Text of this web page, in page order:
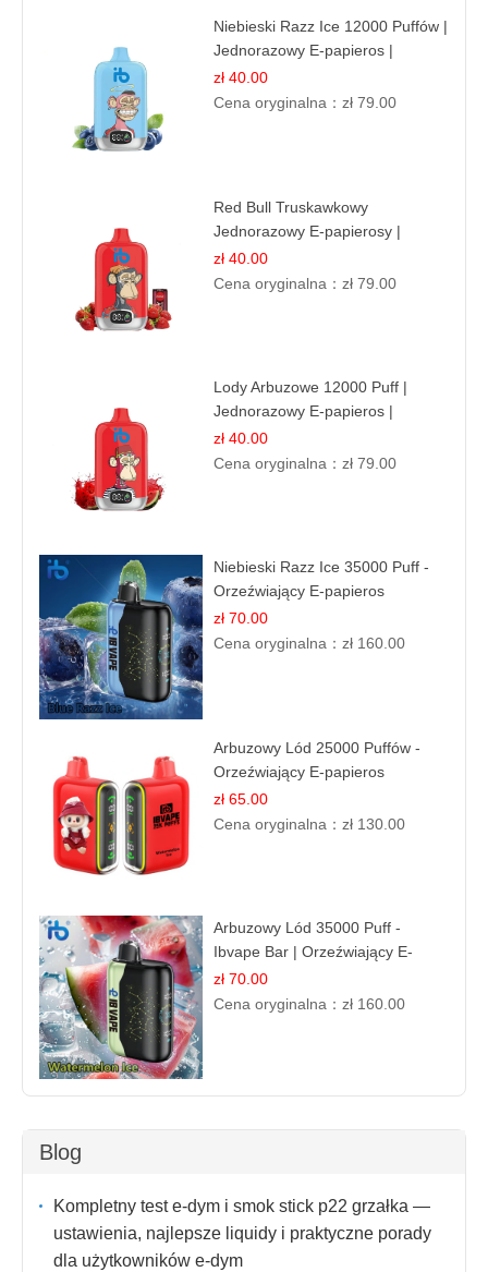
Niebieski Razz Ice 12000 Puffów |
Jednorazowy E-papieros |
Jagodowy Chłód
zł 40.00
Cena oryginalna：zł 79.00
Red Bull Truskawkowy
Jednorazowy E-papierosy |
Energy Drink Smak
zł 40.00
Cena oryginalna：zł 79.00
Lody Arbuzowe 12000 Puff |
Jednorazowy E-papieros |
Deserowy Smak
zł 40.00
Cena oryginalna：zł 79.00
Niebieski Razz Ice 35000 Puff -
Orzeźwiający E-papieros
Jednorazowy | IBVAPE
zł 70.00
Cena oryginalna：zł 160.00
Arbuzowy Lód 25000 Puffów -
Orzeźwiający E-papieros
Jednorazowy
zł 65.00
Cena oryginalna：zł 130.00
Arbuzowy Lód 35000 Puff -
Ibvape Bar | Orzeźwiający E-
papieros Jednorazowy
zł 70.00
Cena oryginalna：zł 160.00
Blog
Kompletny test e-dym i smok stick p22 grzałka —
ustawienia, najlepsze liquidy i praktyczne porady
dla użytkowników e-dym